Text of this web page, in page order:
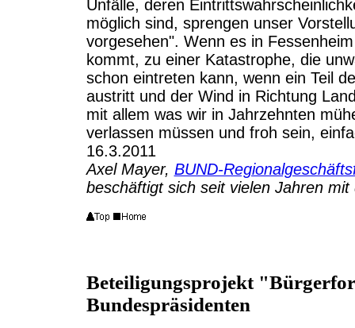
Unfälle, deren
möglich sind, sprengen unser
vorgesehen". Wenn es in
kommt, zu einer Katastrophe, die
schon eintreten kann, wenn ein Teil
austritt und der Wind in Richtung
mit allem was wir in Jahrzehnten
verlassen müssen und froh sein,
16.3.2011
Axel Mayer, BUND-
beschäftigt sich seit vielen Jahren
Beteiligungsprojekt
Bundespräsidenten